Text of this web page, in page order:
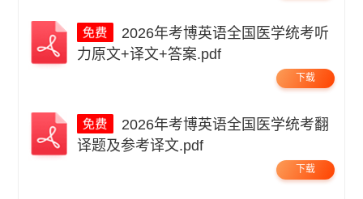
力原文+译文+答案.pdf
下载
译题及参考译文.pdf
下载